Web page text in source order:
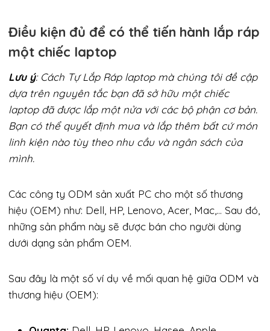
Điều kiện đủ để có thể tiến hành lắp ráp
một chiếc laptop
Lưu ý: Cách Tự Lắp Ráp laptop mà chúng tôi đề cập
dựa trên nguyên tắc bạn đã sở hữu một chiếc
laptop đã được lắp một nửa với các bộ phận cơ bản.
Bạn có thể quyết định mua và lắp thêm bất cứ món
linh kiện nào tùy theo nhu cầu và ngân sách của
mình.
Các công ty ODM sản xuất PC cho một số thương
hiệu (OEM) như: Dell, HP, Lenovo, Acer, Mac,… Sau đó,
những sản phẩm này sẽ được bán cho người dùng
dưới dạng sản phẩm OEM.
Sau đây là một số ví dụ về mối quan hệ giữa ODM và
thương hiệu (OEM):